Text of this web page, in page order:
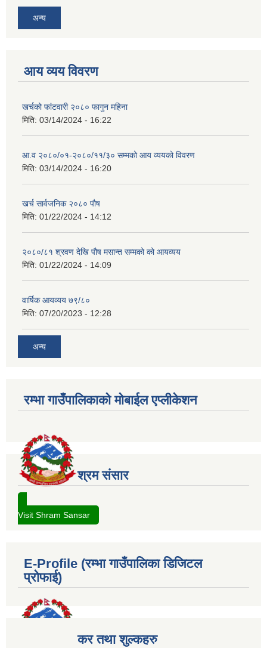
अन्य
आय व्यय विवरण
खर्चको फांटवारी २०८० फागुन महिना
मिति: 03/14/2024 - 16:22
आ.व २०८०/०१-२०८०/११/३० सम्मको आय व्ययको विवरण
मिति: 03/14/2024 - 16:20
खर्च सार्वजनिक २०८० पौष
मिति: 01/22/2024 - 14:12
२०८०/८१ श्रवण देखि पौष मसान्त सम्मको को आयव्यय
मिति: 01/22/2024 - 14:09
वार्षिक आयव्यय ७९/८०
मिति: 07/20/2023 - 12:28
अन्य
रम्भा गाउँपालिकाको मोबाईल एप्लीकेशन
श्रम संसार
Visit Shram Sansar
E-Profile (रम्भा गाउँपालिका डिजिटल
प्रोफाई)
कर तथा शुल्कहरु